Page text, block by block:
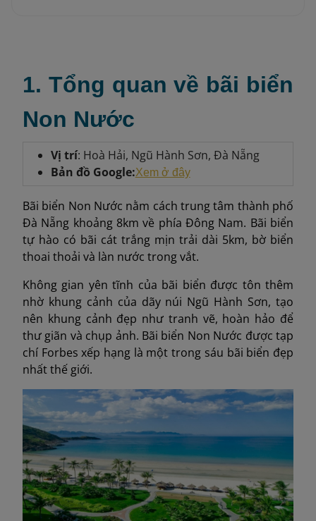
1. Tổng quan về bãi biển
Non Nước
Vị trí: Hoà Hải, Ngũ Hành Sơn, Đà Nẵng
Bản đồ Google:Xem ở đây
Bãi biển Non Nước nằm cách trung tâm thành phố
Đà Nẵng khoảng 8km về phía Đông Nam. Bãi biển
tự hào có bãi cát trắng mịn trải dài 5km, bờ biển
thoai thoải và làn nước trong vắt.
Không gian yên tĩnh của bãi biển được tôn thêm
nhờ khung cảnh của dãy núi Ngũ Hành Sơn, tạo
nên khung cảnh đẹp như tranh vẽ, hoàn hảo để
thư giãn và chụp ảnh. Bãi biển Non Nước được tạp
chí Forbes xếp hạng là một trong sáu bãi biển đẹp
nhất thế giới.